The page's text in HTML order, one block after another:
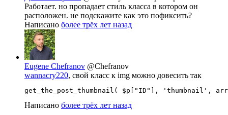
Работает. но пропадает стиль класса в котором он
расположен. не подскажите как это пофиксить?
Написано более трёх лет назад
Eugene Chefranov @Chefranov
wannacry220, свой класс к img можно довесить так
get_the_post_thumbnail( $p["ID"], 'thumbnail',
Написано более трёх лет назад